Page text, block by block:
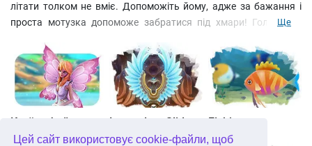
Цей сайт використовує cookie-файли, щоб
літати толком не вміє. Допоможіть йому, адже за бажання і
проста мотузка допоможе забратися під хмари! Головне –
ходів тут багато, як і перешкод: і у вигляді млинів, і у вигляді
злих хмар, і у вигляді безвихідь. Та ще й темні зірки по дорозі
трапляються. У такій небезпечній справі важливою є точність,
інакше все доведеться починати спочатку.
Ще
Країна фей Legendary Slide Fishjong